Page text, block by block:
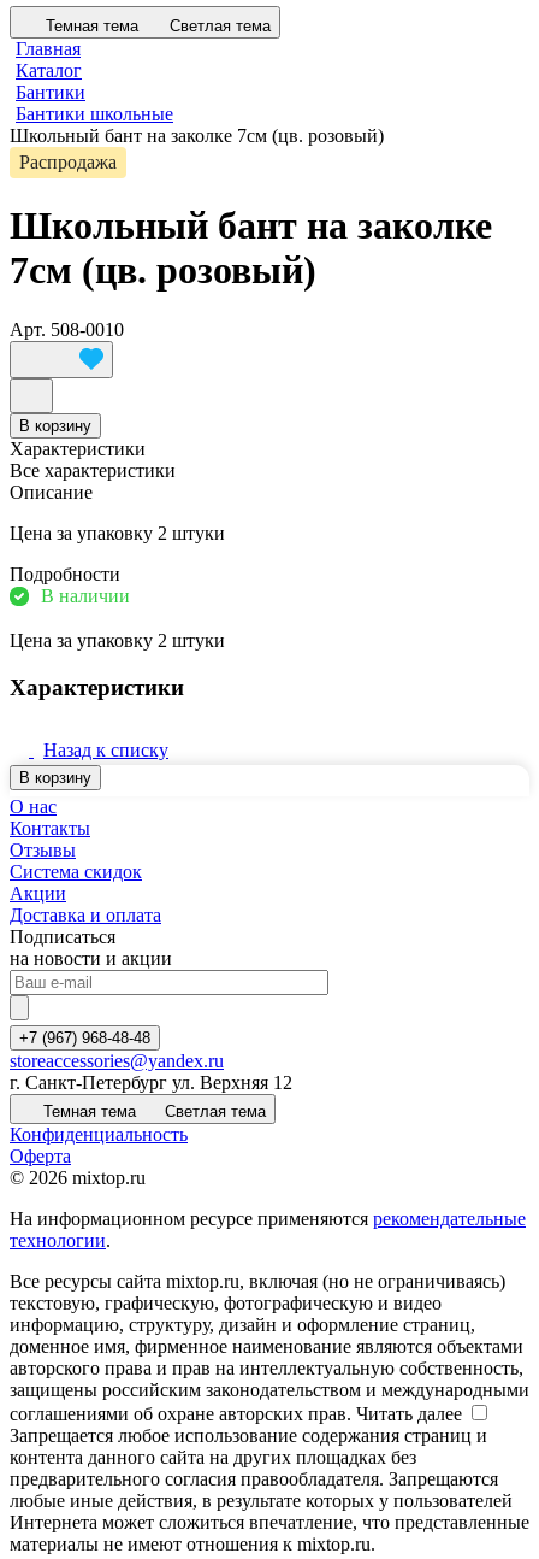
Темная тема Светлая тема
Главная
Каталог
Бантики
Бантики школьные
Школьный бант на заколке 7см (цв. розовый)
Распродажа
Школьный бант на заколке
7см (цв. розовый)
Арт. 508-0010
В корзину
Характеристики
Все характеристики
Описание
Цена за упаковку 2 штуки
Подробности
В наличии
Цена за упаковку 2 штуки
Характеристики
Назад к списку
В корзину
О нас
Контакты
Отзывы
Система скидок
Акции
Доставка и оплата
Подписаться
на новости и акции
+7 (967) 968-48-48
storeaccessories@yandex.ru
г. Санкт-Петербург ул. Верхняя 12
Темная тема Светлая тема
Конфиденциальность
Оферта
© 2026 mixtop.ru
На информационном ресурсе применяются рекомендательные
технологии.
Все ресурсы сайта mixtop.ru, включая (но не ограничиваясь)
текстовую, графическую, фотографическую и видео
информацию, структуру, дизайн и оформление страниц,
доменное имя, фирменное наименование являются объектами
авторского права и прав на интеллектуальную собственность,
защищены российским законодательством и международными
соглашениями об охране авторских прав. Читать далее
Запрещается любое использование содержания страниц и
контента данного сайта на других площадках без
предварительного согласия правообладателя. Запрещаются
любые иные действия, в результате которых у пользователей
Интернета может сложиться впечатление, что представленные
материалы не имеют отношения к mixtop.ru.